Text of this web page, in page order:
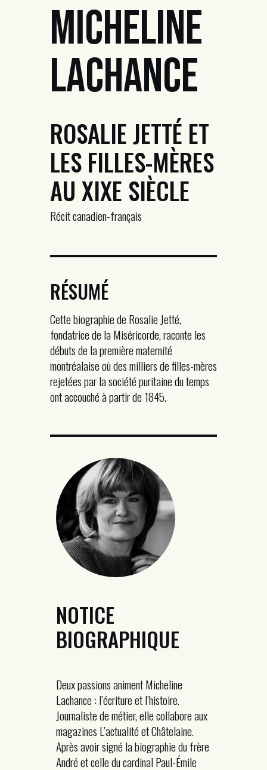
Micheline
Lachance
ROSALIE JETTÉ ET
LES FILLES-MÈRES
AU XIXE SIÈCLE
Récit canadien-français
RÉSUMÉ
Cette biographie de Rosalie Jetté,
fondatrice de la Miséricorde, raconte les
débuts de la première maternité
montréalaise où des milliers de filles-mères
rejetées par la société puritaine du temps
ont accouché à partir de 1845.
NOTICE
BIOGRAPHIQUE
Deux passions animent Micheline
Lachance : l’écriture et l’histoire.
Journaliste de métier, elle collabore aux
magazines L’actualité et Châtelaine.
Après avoir signé la biographie du frère
André et celle du cardinal Paul-Émile